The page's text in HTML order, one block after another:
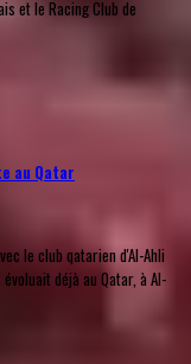
et le Racing Club de
au Qatar
le club qatarien d'Al-Ahli
déjà au Qatar, à Al-